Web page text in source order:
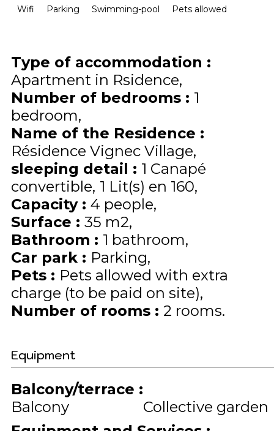
Wifi Parking Swimming-pool Pets allowed
Type of accommodation :
Apartment in Rsidence
Number of bedrooms : 1
bedroom
Name of the Residence :
Résidence Vignec Village
sleeping detail : 1 Canapé
convertible 1 Lit(s) en 160
Capacity : 4 people
Surface : 35 m2
Bathroom : 1 bathroom
Car park : Parking
Pets : Pets allowed with extra
charge (to be paid on site)
Number of rooms : 2 rooms
Equipment
Balcony/terrace :
Balcony
Collective garden